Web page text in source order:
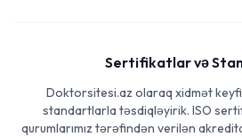
Sertifikatlar və
Doktorsitesi.az olaraq xidmət
standartlarla təsdiqləyirik. ISO
qurumlarımız tərəfindən verilən